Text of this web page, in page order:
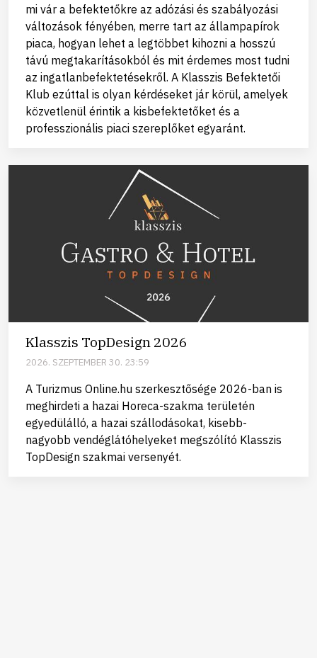
mi vár a befektetőkre az adózási és szabályozási
változások fényében, merre tart az állampapírok
piaca, hogyan lehet a legtöbbet kihozni a hosszú
távú megtakarításokból és mit érdemes most tudni
az ingatlanbefektetésekről. A Klasszis Befektetői
Klub ezúttal is olyan kérdéseket jár körül, amelyek
közvetlenül érintik a kisbefektetőket és a
professzionális piaci szereplőket egyaránt.
Klasszis TopDesign 2026
2026. SZEPTEMBER 30. 23:59
A Turizmus Online.hu szerkesztősége 2026-ban is
meghirdeti a hazai Horeca-szakma területén
egyedülálló, a hazai szállodásokat, kisebb-
nagyobb vendéglátóhelyeket megszólító Klasszis
TopDesign szakmai versenyét.